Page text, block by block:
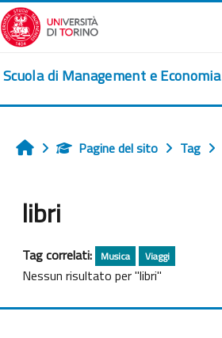
Vai al contenuto principale
Scuola di Management e Economia
HomePagine del sito Tag
libri
Tag correlati: Musica Viaggi
Nessun risultato per "libri"